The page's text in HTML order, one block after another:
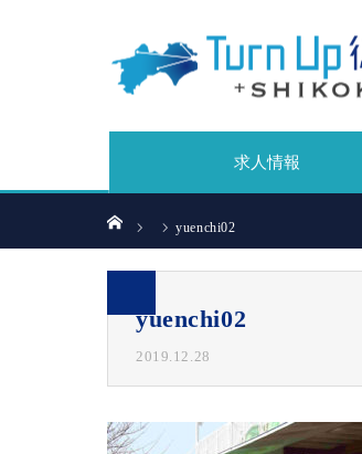
求人情報
ホーム yuenchi02
yuenchi02
2019.12.28